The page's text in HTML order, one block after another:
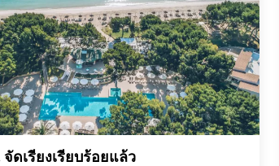
ดเรียงเรียบร้อยแล้ว